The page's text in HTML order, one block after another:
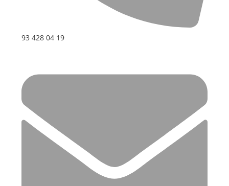
93 428 04 19